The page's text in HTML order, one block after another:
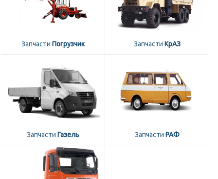
Запчасти Погрузчик Запчасти КрАЗ
Запчасти Газель Запчасти РАФ